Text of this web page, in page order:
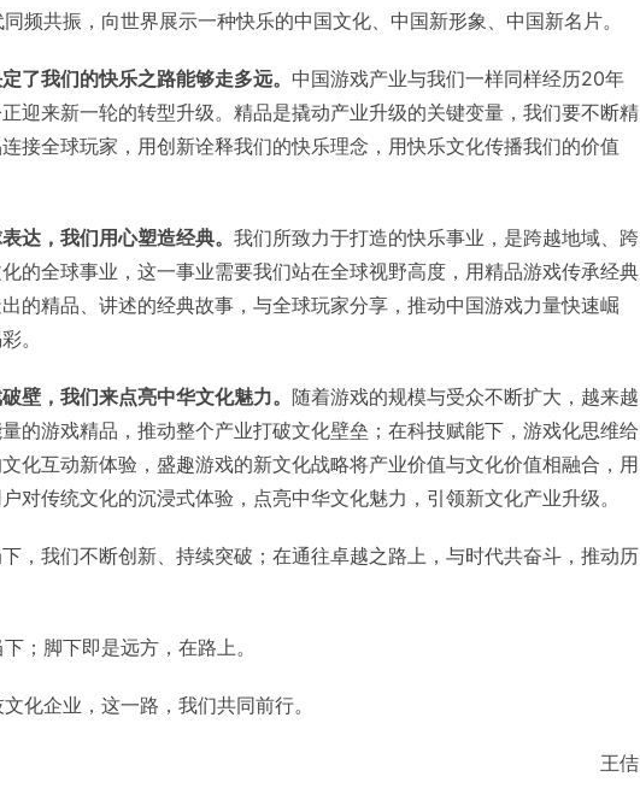
频共振，向世界展示一种快乐的中国文化、中国新形象、中国新名片。
了我们的快乐之路能够走多远。 中国游戏产业与我们一样同样经历20年
迎来新一轮的转型升级。精品是撬动产业升级的关键变量，我们要不断精
接全球玩家，用创新诠释我们的快乐理念，用快乐文化传播我们的价值
达，我们用心塑造经典。 我们所致力于打造的快乐事业，是跨越地域、跨
的全球事业，这一事业需要我们站在全球视野高度，用精品游戏传承经典
的精品、讲述的经典故事，与全球玩家分享，推动中国游戏力量快速崛
。
壁，我们来点亮中华文化魅力。 随着游戏的规模与受众不断扩大，越来越
的游戏精品，推动整个产业打破文化壁垒；在科技赋能下，游戏化思维给
化互动新体验，盛趣游戏的新文化战略将产业价值与文化价值相融合，用
对传统文化的沉浸式体验，点亮中华文化魅力，引领新文化产业升级。
，我们不断创新、持续突破；在通往卓越之路上，与时代共奋斗，推动历
；脚下即是远方，在路上。
化企业，这一路，我们共同前行。
王佶